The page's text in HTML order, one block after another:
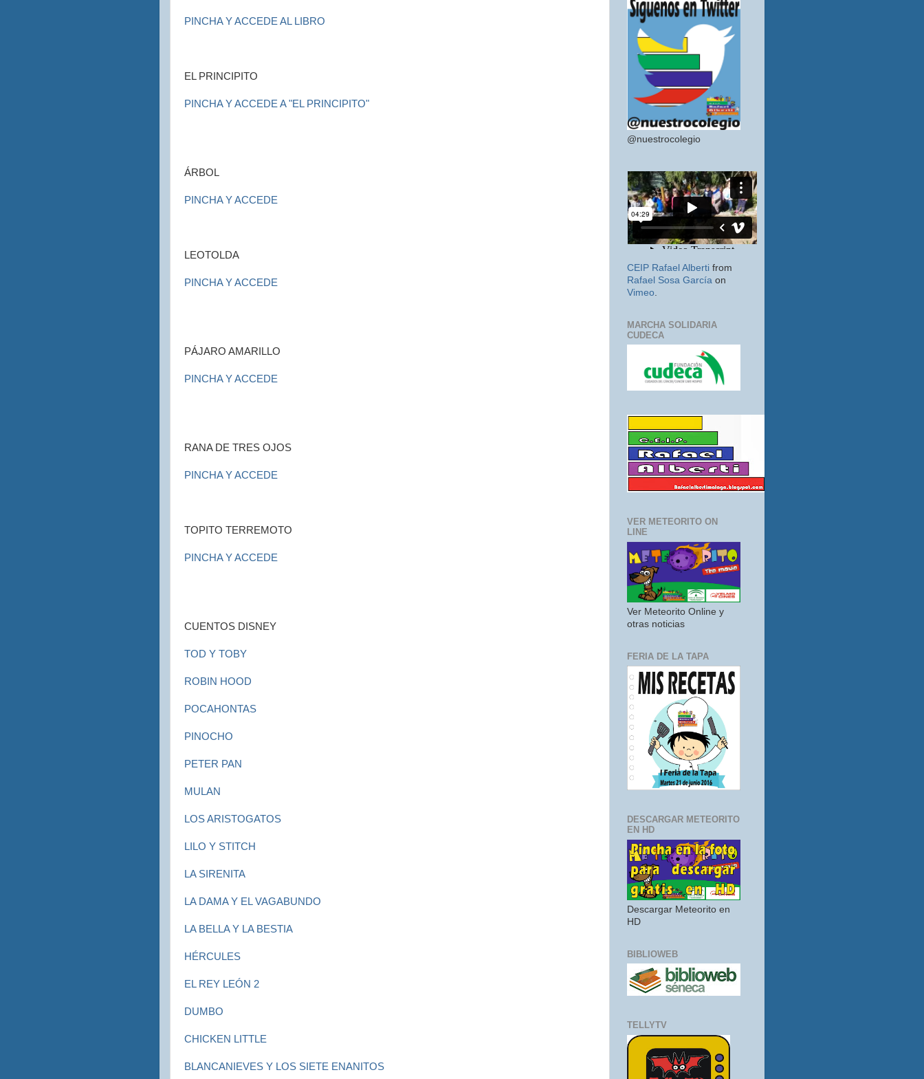
PINCHA Y ACCEDE AL LIBRO
EL PRINCIPITO
PINCHA Y ACCEDE A "EL PRINCIPITO"
ÁRBOL
PINCHA Y ACCEDE
LEOTOLDA
PINCHA Y ACCEDE
PÁJARO AMARILLO
PINCHA Y ACCEDE
RANA DE TRES OJOS
PINCHA Y ACCEDE
TOPITO TERREMOTO
PINCHA Y ACCEDE
CUENTOS DISNEY
TOD Y TOBY
ROBIN HOOD
POCAHONTAS
PINOCHO
PETER PAN
MULAN
LOS ARISTOGATOS
LILO Y STITCH
LA SIRENITA
LA DAMA Y EL VAGABUNDO
LA BELLA Y LA BESTIA
HÉRCULES
EL REY LEÓN 2
DUMBO
CHICKEN LITTLE
BLANCANIEVES Y LOS SIETE ENANITOS
@nuestrocolegio
CEIP Rafael Alberti from
Rafael Sosa García on
Vimeo
MARCHA SOLIDARIA
CUDECA
VER METEORITO ON
LINE
Ver Meteorito Online y
otras noticias
FERIA DE LA TAPA
DESCARGAR METEORITO
EN HD
Descargar Meteorito en
HD
BIBLIOWEB
TELLYTV